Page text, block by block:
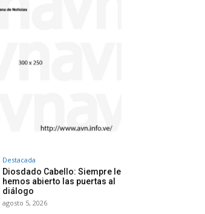
Destacada
Diosdado Cabello: Siempre le
hemos abierto las puertas al
diálogo
agosto 5, 2026